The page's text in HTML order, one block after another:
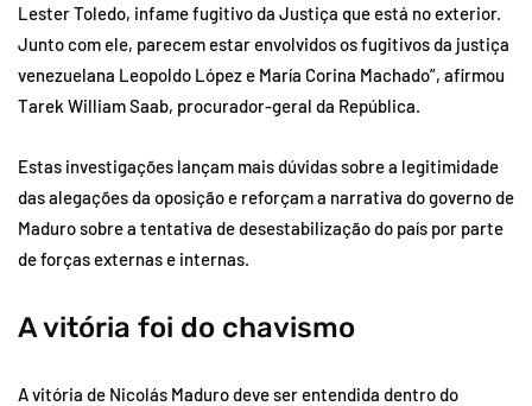
Lester Toledo, infame fugitivo da Justiça que está no exterior.
Junto com ele, parecem estar envolvidos os fugitivos da justiça
venezuelana Leopoldo López e María Corina Machado”, afirmou
Tarek William Saab, procurador-geral da República.
Estas investigações lançam mais dúvidas sobre a legitimidade
das alegações da oposição e reforçam a narrativa do governo de
Maduro sobre a tentativa de desestabilização do país por parte
de forças externas e internas.
A vitória foi do chavismo
A vitória de Nicolás Maduro deve ser entendida dentro do